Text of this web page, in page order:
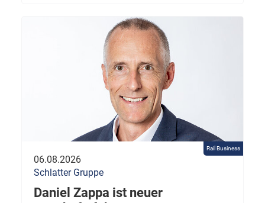
Rail Business
06.08.2026
Schlatter Gruppe
Daniel Zappa ist neuer